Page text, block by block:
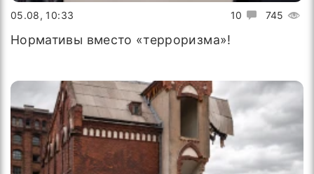
10 745
05.08, 10:33
Нормативы вместо «терроризма»!